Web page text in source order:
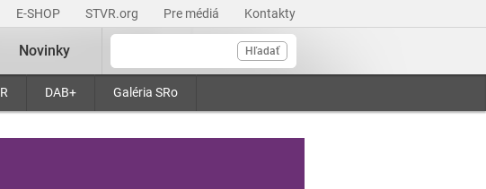
E-SHOP STVR.org Pre médiá Kontakty
Hľadať
DAB+ Galéria SRo
Novinky